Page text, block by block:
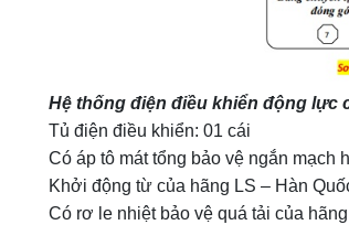
Hệ thống điện điều khiển động lực
Tủ điện điều khiển: 01 cái
Có áp tô mát tổng bảo vệ ngắn mạch
Khởi động từ của hãng LS – Hàn
Có rơ le nhiệt bảo vệ quá tải của